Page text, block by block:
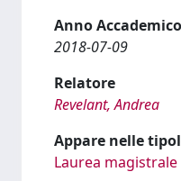
Anno Accademico
2018-07-09
Relatore
Revelant, Andrea
Appare nelle
Laurea magistrale